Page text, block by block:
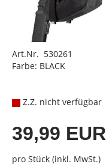
Art.Nr. 530261
Farbe: BLACK
Z.Z. nicht verfügbar
39,99 EUR
pro Stück (inkl. MwSt.)